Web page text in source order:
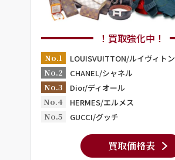
！買取強化中！
No.1
LOUISVUITTON/ルイヴィトン
No.2
CHANEL/シャネル
No.3
Dior/ディオール
No.4
HERMES/エルメス
No.5
GUCCI/グッチ
買取価格表